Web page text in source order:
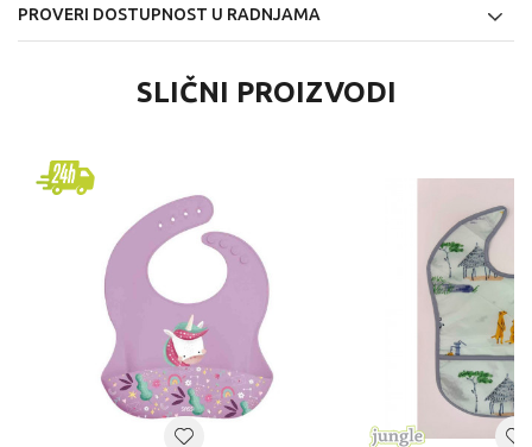
PROVERI DOSTUPNOST U RADNJAMA
SLIČNI PROIZVODI